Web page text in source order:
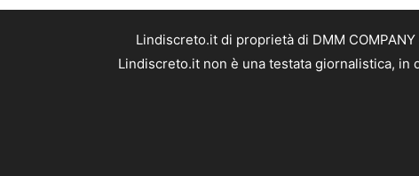
Lindiscreto.it di proprietà di DMM
Lindiscreto.it non è una testata giornalistica,